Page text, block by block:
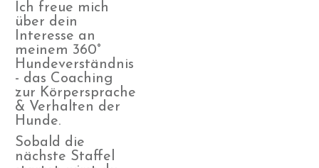
Ich freue mich
über dein
Interesse an
meinem 360°
Hundeverständnis
- das Coaching
zur Körpersprache
& Verhalten der
Hunde.
Sobald die
nächste Staffel